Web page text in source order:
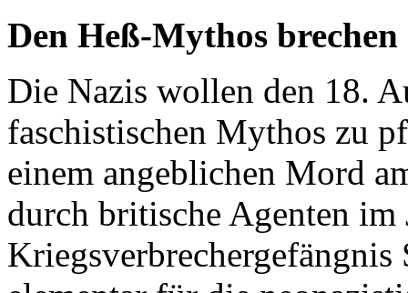
Den Heß-Mythos brechen
Die Nazis wollen den 18.
faschistischen Mythos zu
einem angeblichen Mord
durch britische Agenten